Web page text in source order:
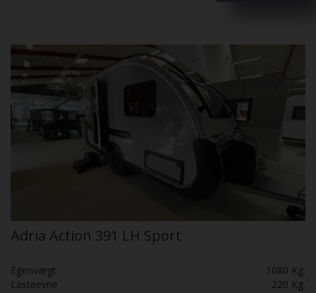
Adria Action 391 LH Sport
Egenvægt
1080 Kg.
Lasteevne
220 Kg.